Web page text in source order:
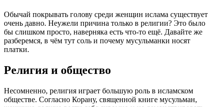
Обычай покрывать голову среди женщин ислама существует
очень давно. Неужели причина только в религии? Это было
бы слишком просто, наверняка есть что-то ещё. Давайте же
разберемся, в чём тут соль и почему мусульманки носят
платки.
Религия и общество
Несомненно, религия играет большую роль в исламском
обществе. Согласно Корану, священной книге мусульман,